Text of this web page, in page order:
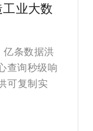
业大数
亿条数据洪
查询秒级响
可复制实